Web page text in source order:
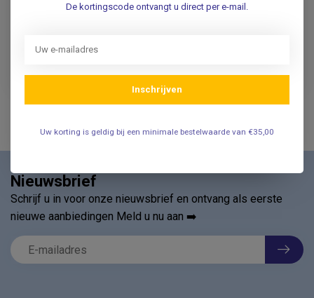
Nieuwsbrief
Schrijf u in voor onze nieuwsbrief en ontvang als eerste
nieuwe aanbiedingen Meld u nu aan ➡️
De kortingscode ontvangt u direct per e-mail.
Inschrijven
Uw korting is geldig bij een minimale bestelwaarde van €35,00